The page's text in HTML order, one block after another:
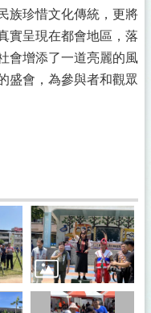
族珍惜文化傳統，更將
實呈現在都會地區，落
會增添了一道亮麗的風
盛會，為參與者和觀眾